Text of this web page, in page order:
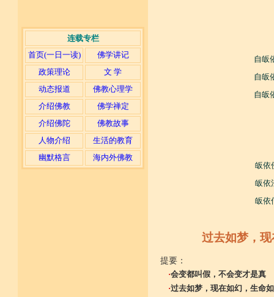
连载专栏
首页(一日一读)
佛学讲记
政策理论
文 学
动态报道
佛教心理学
介绍佛教
佛学禅定
介绍佛陀
佛教故事
人物介绍
生活的教育
幽默格言
海内外佛教
自皈
自皈
自皈
皈依
皈依
皈依
过去如梦，
提要：
·会变都叫假，不会变才是真
·过去如梦，现在如幻，生命